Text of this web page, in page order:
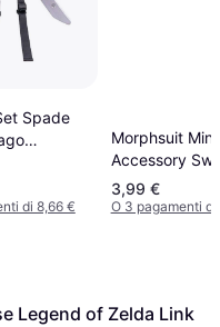
Spade
di 8,66 €
Morphsuit
Accessory
3,99 €
O 3 pagamenti di
Legend of Zelda Link